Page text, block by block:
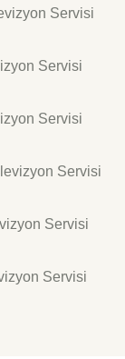
Servisi
Servisi
Servisi
Servisi
Servisi
Servisi